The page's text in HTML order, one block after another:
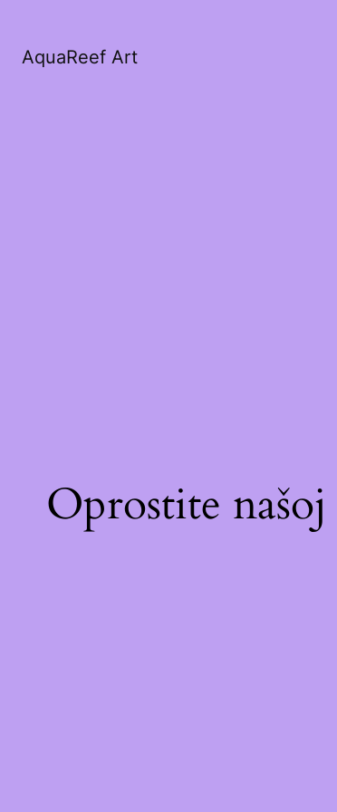
AquaReef Art
Oprostite